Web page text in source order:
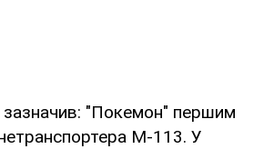
"Покемон" першим
М-113. У